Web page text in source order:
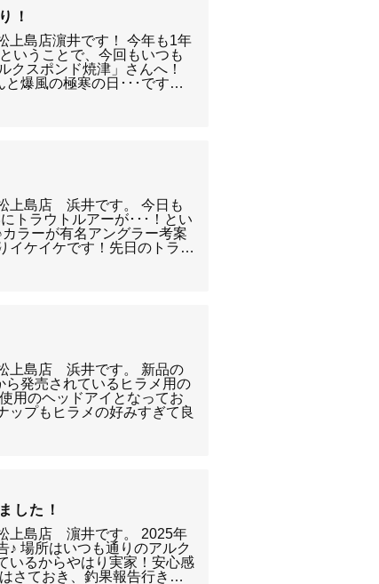
！
上島店濵井です！ 今年も1年
いうことで、今回もいつも
クスポンド焼津」さんへ！
と爆風の極寒の日･･･です…
上島店 浜井です。 今日も
トラウトルアーが･･･！とい
ラーが有名アングラー考案
イケイケです！先日のトラ…
上島店 浜井です。 新品の
ら発売されているヒラメ用の
用のヘッドアイとなってお
ップもヒラメの好みすぎて良
した！
上島店 濵井です。 2025年
♪ 場所はいつも通りのアルク
いるからやはり実家！安心感
さておき、釣果報告行き…